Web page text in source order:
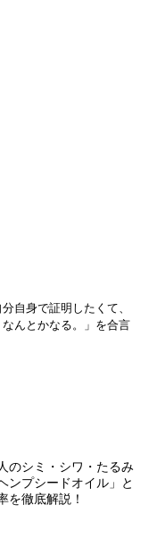
自身で証明したくて、
んとかなる。」を合言
のシミ・シワ・たるみ
ンプシードオイル」と
を徹底解説！